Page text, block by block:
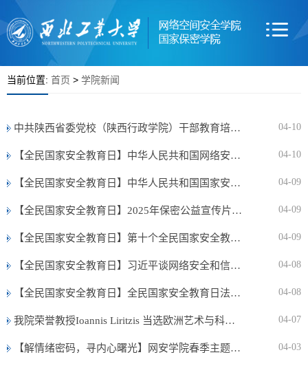
当前位置: 首页 > 学院新闻
中共陕西省委党校（陕西行政学院）干部教育培训学院来网络空间安全学院调研交流 04-10
【全民国家安全教育日】中华人民共和国网络安全法 04-10
【全民国家安全教育日】中华人民共和国国家安全法 04-09
【全民国家安全教育日】2025年保密公益宣传片《指尖的守护》 04-09
【全民国家安全教育日】第十个全民国家安全教育日海报来了，请查收！ 04-09
【全民国家安全教育日】习近平谈网络安全和信息化 04-08
【全民国家安全教育日】全民国家安全教育日法治宣传海报来了！ 04-08
我院荣誉教授Ioannis Liritzis 当选欧洲艺术与科学院副主席 04-07
【解情绪密码，寻内心曙光】网安学院春季主题心理活动圆满结束！ 04-03